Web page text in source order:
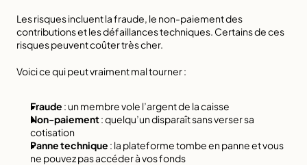
Les risques incluent la fraude, le non-paiement des
contributions et les défaillances techniques. Certains de ces
risques peuvent coûter très cher.
Voici ce qui peut vraiment mal tourner :
Fraude : un membre vole l’argent de la caisse
Non-paiement : quelqu’un disparaît sans verser sa
cotisation
Panne technique : la plateforme tombe en panne et vous
ne pouvez pas accéder à vos fonds